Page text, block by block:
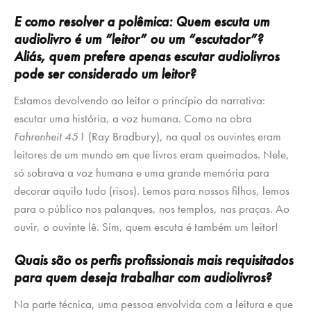
E como resolver a polêmica: Quem escuta um
audiolivro é um “leitor” ou um “escutador”?
Aliás, quem prefere apenas escutar audiolivros
pode ser considerado um leitor?
Estamos devolvendo ao leitor o princípio da narrativa:
escutar uma história, a voz humana. Como na obra
Fahrenheit 451 (Ray Bradbury), na qual os ouvintes eram
leitores de um mundo em que livros eram queimados. Nele,
só sobrava a voz humana e uma grande memória para
decorar aquilo tudo (risos). Lemos para nossos filhos, lemos
para o público nos palanques, nos templos, nas praças. Ao
ouvir, o ouvinte lê. Sim, quem escuta é também um leitor!
Quais são os perfis profissionais mais requisitados
para quem deseja trabalhar com audiolivros?
Na parte técnica, uma pessoa envolvida com a leitura e que